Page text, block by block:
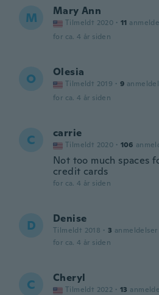
M Mary Ann
Tilmeldt 2020 · 11
for ca. 4 år siden
O Olesia
Tilmeldt 2019 · 9
for ca. 4 år siden
C carrie
Tilmeldt 2020 · 106
Not too much spaces
credit cards
for ca. 4 år siden
D Denise
Tilmeldt 2018 · 3 anmeldelser
for ca. 4 år siden
C Cheryl
Tilmeldt 2022 · 13